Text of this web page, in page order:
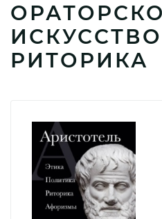
РИТОРИКА